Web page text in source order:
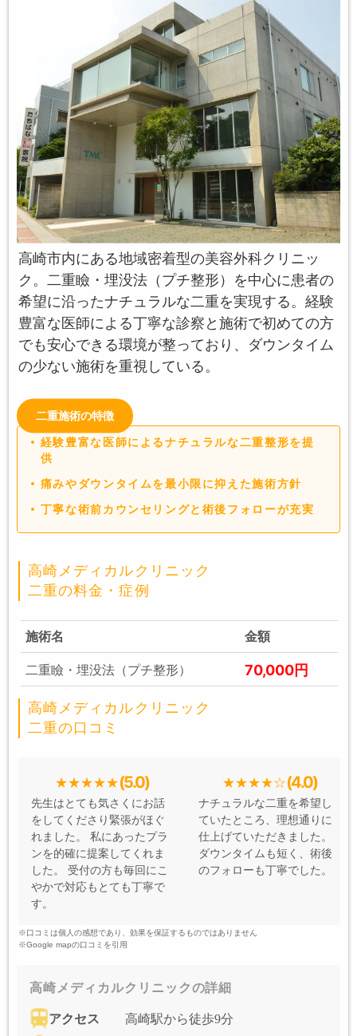
高崎市内にある地域密着型の美容外科クリニッ
ク。二重瞼・埋没法（プチ整形）を中心に患者の
希望に沿ったナチュラルな二重を実現する。経験
豊富な医師による丁寧な診察と施術で初めての方
でも安心できる環境が整っており、ダウンタイム
の少ない施術を重視している。
二重施術の特徴
経験豊富な医師によるナチュラルな二重整形を提
供
痛みやダウンタイムを最小限に抑えた施術方針
丁寧な術前カウンセリングと術後フォローが充実
高崎メディカルクリニック
二重の料金・症例
施術名 金額
二重瞼・埋没法（プチ整形） 70,000円
高崎メディカルクリニック
二重の口コミ
(5.0)
先生はとても気さくにお話
をしてくださり緊張がほぐ
れました。 私にあったプラ
ンを的確に提案してくれま
した。 受付の方も毎回にこ
やかで対応もとても丁寧で
す。
(4.0)
ナチュラルな二重を希望し
ていたところ、理想通りに
仕上げていただきました。
ダウンタイムも短く、術後
のフォローも丁寧でした。
※口コミは個人の感想であり、効果を保証するものではありません
※Google mapの口コミを引用
高崎メディカルクリニックの詳細
アクセス
高崎駅から徒歩9分